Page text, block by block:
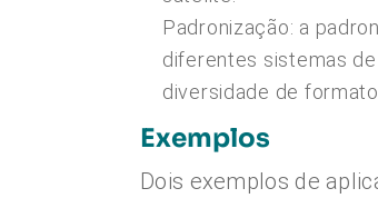
Padronização: a
diferentes sistemas
diversidade de
Exemplos
Dois exemplos de